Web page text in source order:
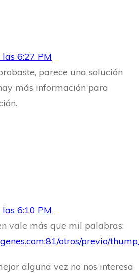
6:27 PM
parece una solución
más información para
6:10 PM
vale más que mil palabras:
otros/previo/
alguna vez no nos interesa